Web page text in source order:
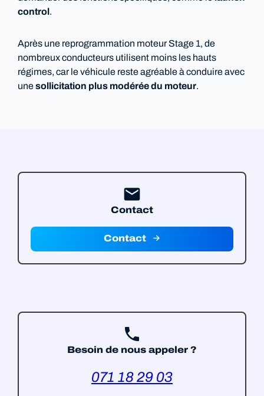
control .
Après une reprogrammation moteur Stage 1, de
nombreux conducteurs utilisent moins les hauts
régimes, car le véhicule reste agréable à conduire avec
unesollicitation plus modérée du moteur.
mail
Contact
Contact
phone
Besoin de nous appeler ?
071 18 29 03